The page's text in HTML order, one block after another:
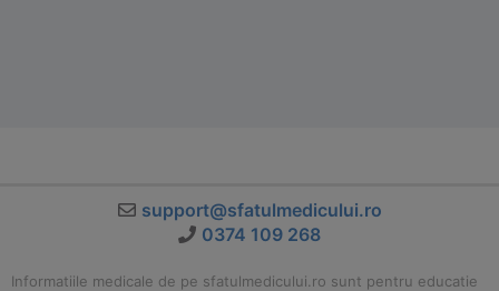
support@sfatulmedicului.ro
0374 109 268
Informatiile medicale de pe sfatulmedicului.ro sunt pentru educatie